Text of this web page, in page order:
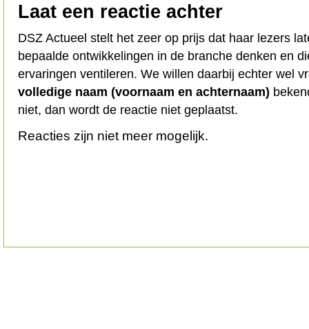
Laat een reactie achter
DSZ Actueel stelt het zeer op prijs dat haar lezers
bepaalde ontwikkelingen in de branche denken en
ervaringen ventileren. We willen daarbij echter wel
volledige naam (voornaam en achternaam)
niet, dan wordt de reactie niet geplaatst.
Reacties zijn niet meer mogelijk.